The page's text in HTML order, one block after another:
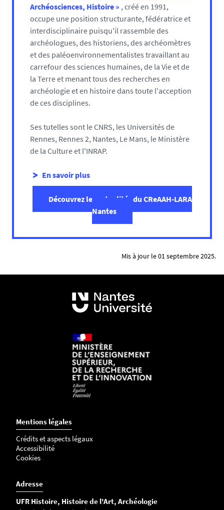
Archéosciences, Histoire » , créé en 1991,
occupe une position structurante, fédératrice et
interdisciplinaire puisqu'il rassemble des
archéologues, des historiens, des archéomètres
et des paléoenvironnementalistes travaillant au
carrefour des sciences humaines, de la Vie et de
la Terre et menant tous des recherches en
archéologie et en histoire dans toute l'acception
de ces disciplines.
Ses tutelles sont le CNRS, les Universités de
Rennes, Rennes 2, Nantes, Le Mans, le Ministère
de la Culture et l'INRAP.
En savoir plus
Découvrez les
actualités du CReAAH-LARA
Nantes
Mis à jour le 01 septembre 2025.
Mentions légales
Crédits et aspects légaux
Accessibilité
Cookies
Adresse
UFR Histoire, Histoire de l'Art, Archéologie